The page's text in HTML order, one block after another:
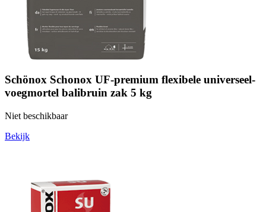
Schönox Schonox UF-premium flexibele universeel-
voegmortel balibruin zak 5 kg
Niet beschikbaar
Bekijk